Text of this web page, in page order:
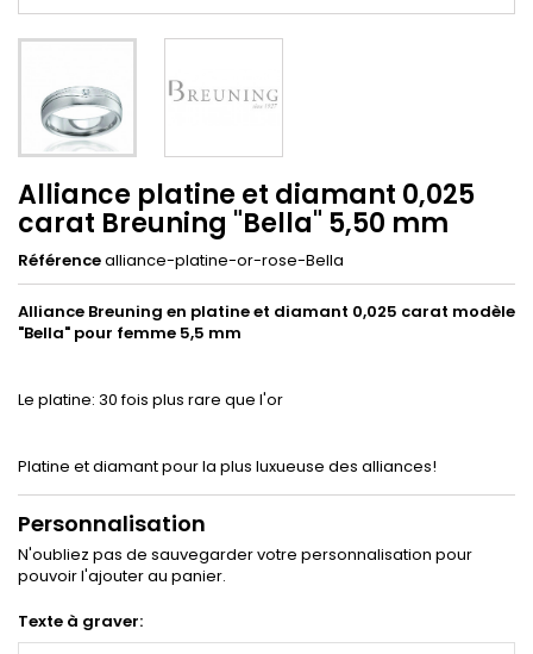
Alliance platine et diamant 0,025
carat Breuning "Bella" 5,50 mm
Référencealliance-platine-or-rose-Bella
Alliance Breuning en platine et diamant 0,025 carat modèle
"Bella" pour femme 5,5 mm
Le platine: 30 fois plus rare que l'or
Platine et diamant pour la plus luxueuse des alliances!
Personnalisation
N'oubliez pas de sauvegarder votre personnalisation pour
pouvoir l'ajouter au panier.
Texte à graver: